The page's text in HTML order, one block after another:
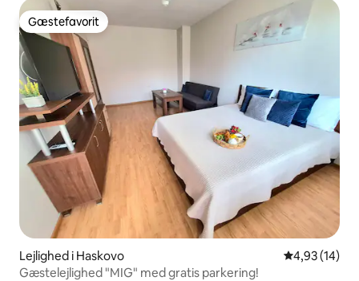
Gæstefavorit
Gæstefavorit
Lejlighed i Haskovo 4,93 ud af 5
4,93 (14)
Gæstelejlighed "MIG" med gratis parkering!